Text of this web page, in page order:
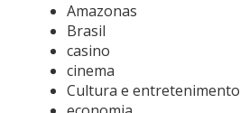
Amazonas
Brasil
casino
cinema
Cultura e entretenimento